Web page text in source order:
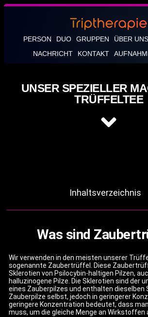
PERSON DUO GRUPPEN ÜBER UNS
NACHRICHT
KONTAKT
UNSER SPEZIELLER
TRÜFFELTEE
Inhaltsverzeichnis
Was sind
Wir verwenden in den meisten unserer
sogenannte Zaubertrüffel. Diese
Sklerotien von Psilocybin-haltigen Pilzen,
halluzinogene Pilze. Die Sklerotien sind der
eines Zauberpilzes und enthalten dieselben
Zauberpilze selbst, jedoch in geringerer
geringere Konzentration bedeutet, dass
muss, um die gleiche Menge an Wirkstoffen